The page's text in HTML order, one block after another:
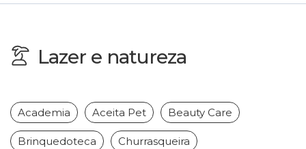
Lazer e natureza
Academia Aceita Pet Beauty Care
Brinquedoteca Churrasqueira